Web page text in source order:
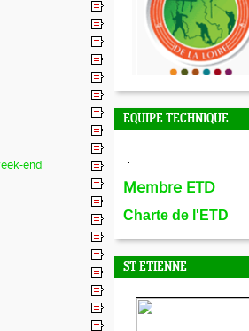
end
EQUIPE TECHNIQUE
Membre ETD
Charte de l'ETD
ST ETIENNE